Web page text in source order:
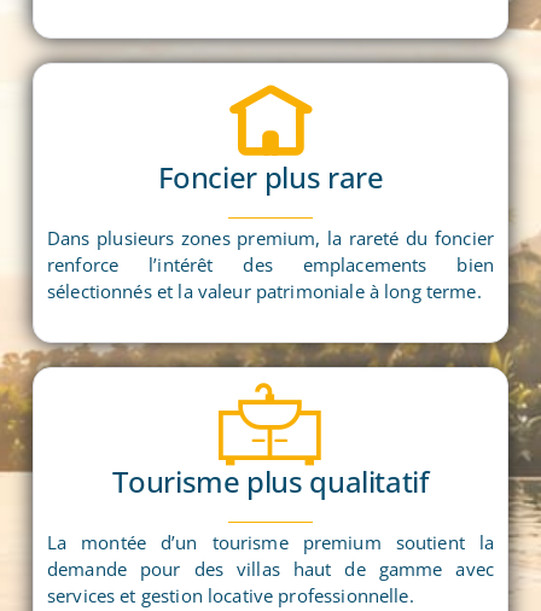
Foncier plus rare
Dans plusieurs zones premium, la rareté du foncier
renforce l’intérêt des emplacements bien
sélectionnés et la valeur patrimoniale à long terme.
Tourisme plus qualitatif
La montée d’un tourisme premium soutient la
demande pour des villas haut de gamme avec
services et gestion locative professionnelle.